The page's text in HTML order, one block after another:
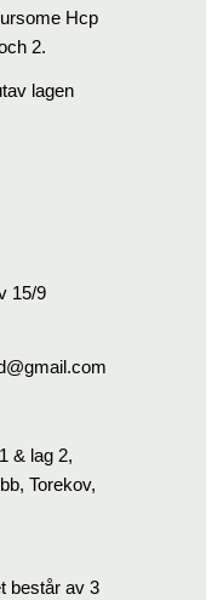
Hcp
2.
lagen
15/9
& lag 2,
Torekov,
består av 3